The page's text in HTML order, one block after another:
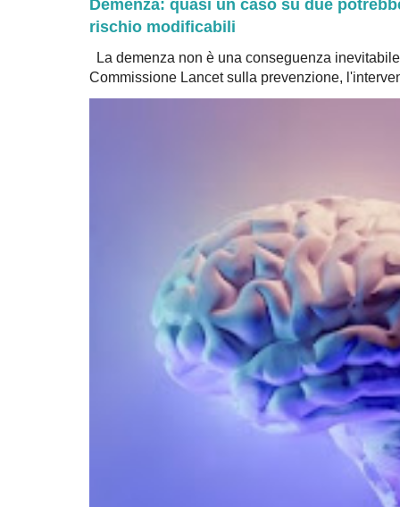
Demenza: quasi un caso su due
rischio modificabili
La demenza non è una conseguenza
Commissione Lancet sulla prevenzione,